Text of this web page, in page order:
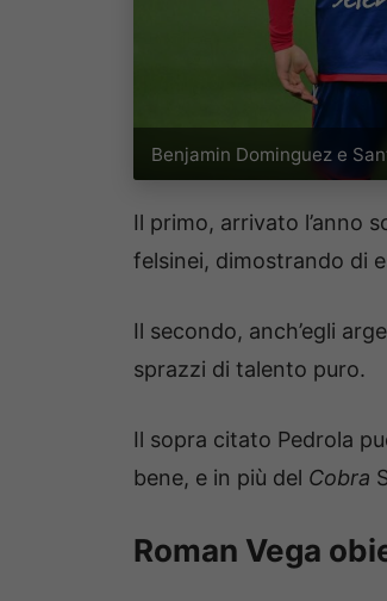
Benjamin Dominguez e
Il primo, arrivato l’anno
felsinei, dimostrando di
Il secondo, anch’egli
sprazzi di talento puro.
Il sopra citato Pedrola
bene, e in più del Cobra
Roman Vega